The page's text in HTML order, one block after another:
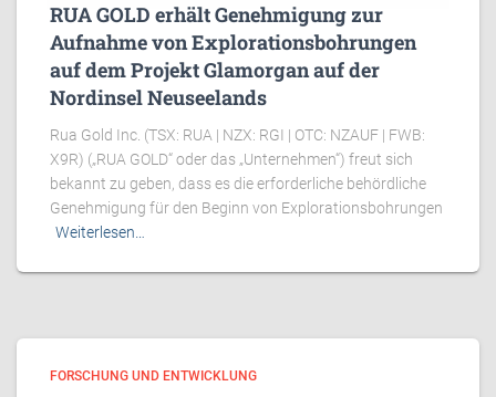
RUA GOLD erhält Genehmigung zur
Aufnahme von Explorationsbohrungen
auf dem Projekt Glamorgan auf der
Nordinsel Neuseelands
Rua Gold Inc. (TSX: RUA | NZX: RGI | OTC: NZAUF | FWB:
X9R) („RUA GOLD“ oder das „Unternehmen“) freut sich
bekannt zu geben, dass es die erforderliche behördliche
Genehmigung für den Beginn von Explorationsbohrungen
Weiterlesen…
FORSCHUNG UND ENTWICKLUNG